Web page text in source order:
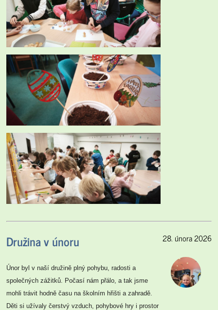
Družina v únoru
Únor byl v naší družině plný pohybu, radosti a
společných zážitků. Počasí nám přálo, a tak jsme
mohli trávit hodně času na školním hřišti a zahradě.
Děti si užívaly čerstvý vzduch, pohybové hry i prostor
28. února 2026